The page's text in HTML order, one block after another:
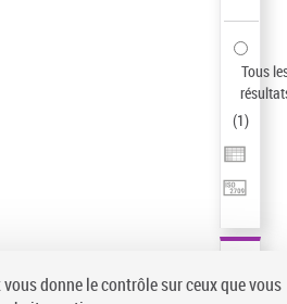
Tous
(1)
donne le contrôle sur ceux que vous